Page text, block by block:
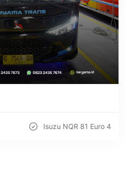
Isuzu NQR 81 Euro 4